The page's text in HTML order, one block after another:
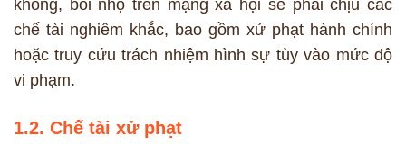
khống, bôi nhọ trên mạng xã hội sẽ phải chịu các
chế tài nghiêm khắc, bao gồm xử phạt hành chính
hoặc truy cứu trách nhiệm hình sự tùy vào mức độ
vi phạm.
1.2. Chế tài xử phạt